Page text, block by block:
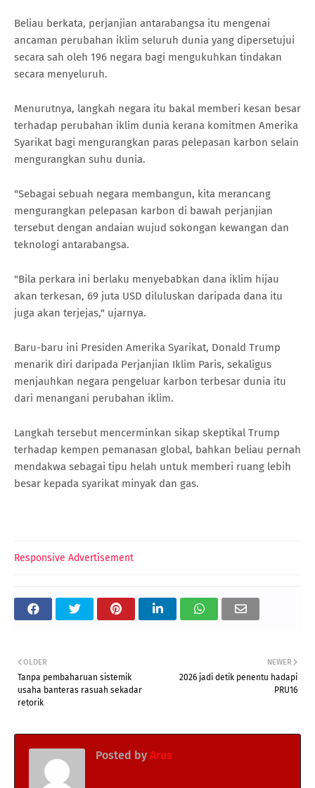
Beliau berkata, perjanjian antarabangsa itu mengenai
ancaman perubahan iklim seluruh dunia yang dipersetujui
secara sah oleh 196 negara bagi mengukuhkan tindakan
secara menyeluruh.
Menurutnya, langkah negara itu bakal memberi kesan besar
terhadap perubahan iklim dunia kerana komitmen Amerika
Syarikat bagi mengurangkan paras pelepasan karbon selain
mengurangkan suhu dunia.
"Sebagai sebuah negara membangun, kita merancang
mengurangkan pelepasan karbon di bawah perjanjian
tersebut dengan andaian wujud sokongan kewangan dan
teknologi antarabangsa.
"Bila perkara ini berlaku menyebabkan dana iklim hijau
akan terkesan, 69 juta USD diluluskan daripada dana itu
juga akan terjejas," ujarnya.
Baru-baru ini Presiden Amerika Syarikat, Donald Trump
menarik diri daripada Perjanjian Iklim Paris, sekaligus
menjauhkan negara pengeluar karbon terbesar dunia itu
dari menangani perubahan iklim.
Langkah tersebut mencerminkan sikap skeptikal Trump
terhadap kempen pemanasan global, bahkan beliau pernah
mendakwa sebagai tipu helah untuk memberi ruang lebih
besar kepada syarikat minyak dan gas.
Responsive Advertisement
NEWER
2026 jadi detik penentu hadapi
PRU16
OLDER
Tanpa pembaharuan sistemik
usaha banteras rasuah sekadar
retorik
Posted by Arus